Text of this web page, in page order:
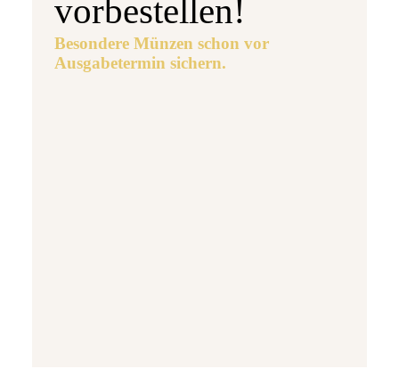
vorbestellen!
Besondere Münzen schon vor
Ausgabetermin sichern.